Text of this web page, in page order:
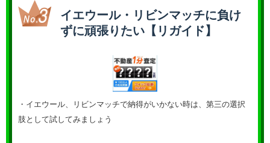
イエウール・リビンマッチに負け
ずに頑張りたい【リガイド】
・イエウール、リビンマッチで納得がいかない時は、第三の選択
肢として試してみましょう